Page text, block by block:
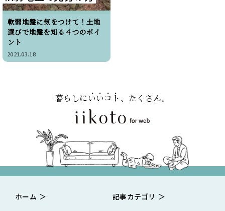
軟弱地盤に気をつけて！土地
選びで地盤を知る４つのポイ
ント
2021.03.18
暮らしにいいコト、たくさん。
ホーム 記事カテゴリ